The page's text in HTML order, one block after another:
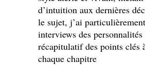
d’intuition aux dernières
le sujet, j’ai
interviews des
récapitulatif des points clés
chaque chapitre